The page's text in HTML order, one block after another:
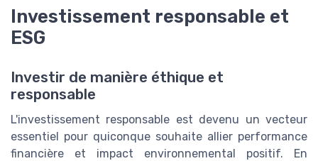
Investissement responsable et
ESG
Investir de manière éthique et
responsable
L'investissement responsable est devenu un vecteur
essentiel pour quiconque souhaite allier performance
financière et impact environnemental positif. En